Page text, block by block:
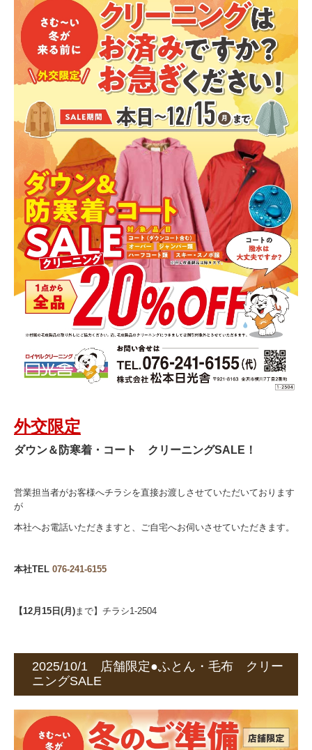
外交限定
ダウン＆防寒着・コート クリーニングSALE！
営業担当者がお客様へチラシを直接お渡しさせていただいております
が
本社へお電話いただきますと、ご自宅へお伺いさせていただきます。
本社TEL 076-241-6155
【12月15日(月) まで】チラシ1-2504
2025/10/1 店舗限定●ふとん・毛布 クリー
ニングSALE